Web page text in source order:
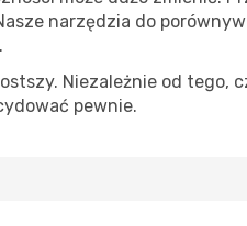
narzędzia do
Niezależnie od tego,
pewnie.